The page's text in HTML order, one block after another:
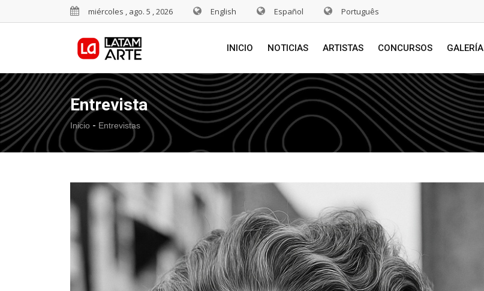
miércoles , ago. 5 , 2026 English Español Português
INICIO NOTICIAS ARTISTAS CONCURSOS GALERÍA
Entrevista
Inicio - Entrevistas